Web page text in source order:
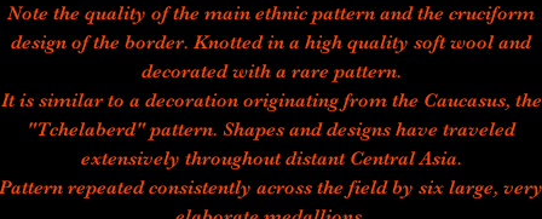
Note the quality of the main ethnic pattern and the cruciform
design of the border. Knotted in a high quality soft wool and
decorated with a rare pattern.
It is similar to a decoration originating from the Caucasus, the
"Tchelaberd" pattern. Shapes and designs have traveled
extensively throughout distant Central Asia.
Pattern repeated consistently across the field by six large, very